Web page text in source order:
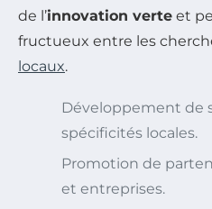
de l’innovation verte et
fructueux entre les
locaux.
Développement de
spécificités locales.
Promotion de
et entreprises.